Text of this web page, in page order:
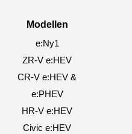
Modellen
e:Ny1
ZR-V e:HEV
CR-V e:HEV &
e:PHEV
HR-V e:HEV
Civic e:HEV